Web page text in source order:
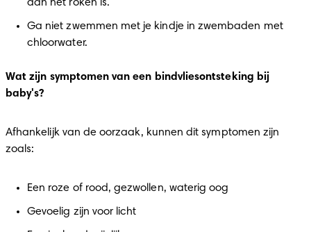
aan het roken is.
Ga niet zwemmen met je kindje in zwembaden met
chloorwater.
Wat zijn symptomen van een bindvliesontsteking bij
baby's?
Afhankelijk van de oorzaak, kunnen dit symptomen zijn
zoals:
Een roze of rood, gezwollen, waterig oog
Gevoelig zijn voor licht